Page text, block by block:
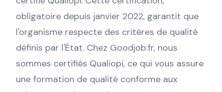
obligatoire depuis janvier 2022, garantit que
l'organisme respecte des critères de qualité
définis par l'État. Chez Goodjob.fr, nous
sommes certifiés Qualiopi, ce qui vous assure
une formation de qualité conforme aux